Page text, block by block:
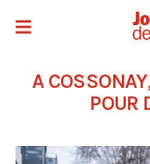
A
POUR